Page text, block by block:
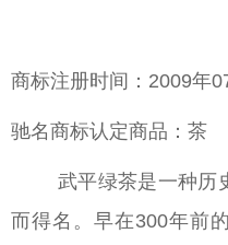
商标注册时间：2009年
驰名商标认定商品：茶
武平绿茶是一种历史
而得名。早在300年前